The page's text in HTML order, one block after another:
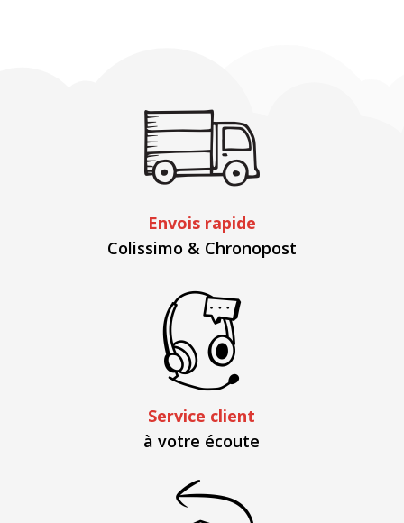
Envois rapide
Colissimo & Chronopost
Service client
à votre écoute